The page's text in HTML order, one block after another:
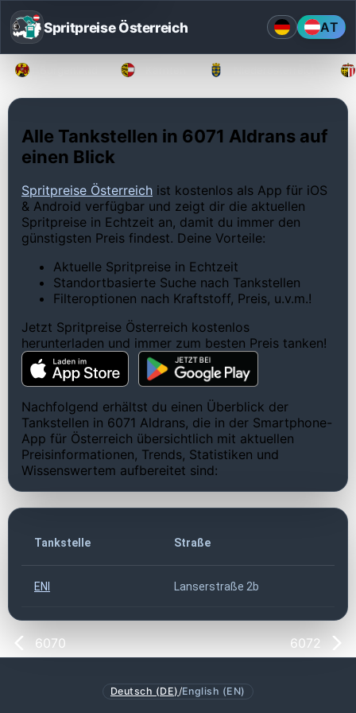
Spritpreise Österreich AT
Alle Tankstellen in 6071 Aldrans auf
einen Blick
Spritpreise Österreich ist kostenlos als App für iOS
& Android verfügbar und zeigt dir die aktuellen
Spritpreise in Echtzeit an, damit du immer den
günstigsten Preis findest. Deine Vorteile:
Aktuelle Spritpreise in Echtzeit
Standortbasierte Suche nach Tankstellen
Filteroptionen nach Kraftstoff, Preis, u.v.m.!
Jetzt Spritpreise Österreich kostenlos
herunterladen und immer zum besten Preis tanken!
Nachfolgend erhältst du einen Überblick der
Tankstellen in 6071 Aldrans, die in der Smartphone-
App für Österreich übersichtlich mit aktuellen
Preisinformationen, Trends, Statistiken und
Wissenswertem aufbereitet sind:
Tankstelle Straße
ENI Lanserstraße 2b
6070 6072
Deutsch (DE) /English (EN)